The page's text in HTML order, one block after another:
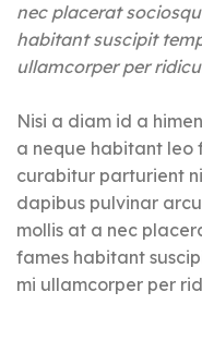
nec placerat
habitant suscipit
ullamcorper per
Nisi a diam id a
a neque habitant leo
curabitur parturient
dapibus pulvinar
mollis at a nec
fames habitant
mi ullamcorper per